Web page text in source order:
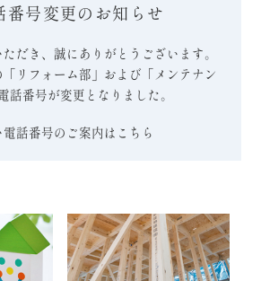
号変更のお知らせ
だき、誠にありがとうございます。
リフォーム部」および「メンテナン
話番号が変更となりました。
電話番号のご案内はこちら